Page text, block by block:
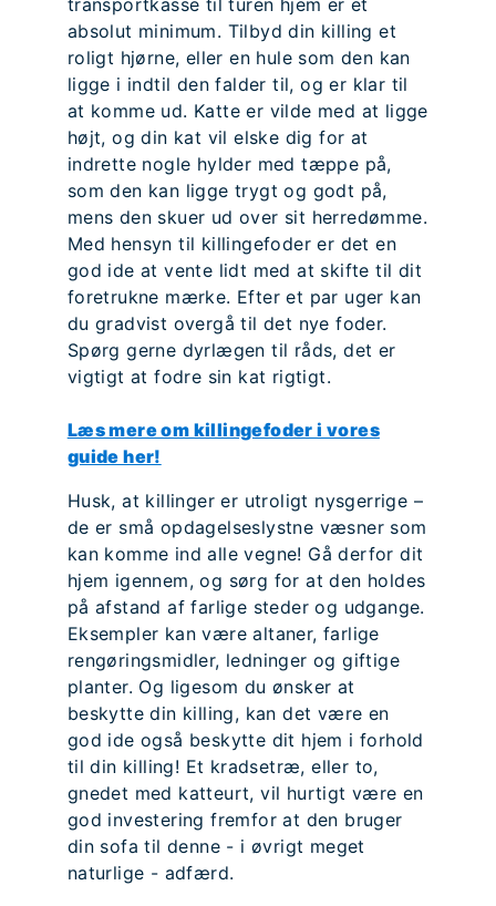
transportkasse til turen hjem er et
absolut minimum. Tilbyd din killing et
roligt hjørne, eller en hule som den kan
ligge i indtil den falder til, og er klar til
at komme ud. Katte er vilde med at ligge
højt, og din kat vil elske dig for at
indrette nogle hylder med tæppe på,
som den kan ligge trygt og godt på,
mens den skuer ud over sit herredømme.
Med hensyn til killingefoder er det en
god ide at vente lidt med at skifte til dit
foretrukne mærke. Efter et par uger kan
du gradvist overgå til det nye foder.
Spørg gerne dyrlægen til råds, det er
vigtigt at fodre sin kat rigtigt.
Læs mere om killingefoder i vores
guide her!
Husk, at killinger er utroligt nysgerrige –
de er små opdagelseslystne væsner som
kan komme ind alle vegne! Gå derfor dit
hjem igennem, og sørg for at den holdes
på afstand af farlige steder og udgange.
Eksempler kan være altaner, farlige
rengøringsmidler, ledninger og giftige
planter. Og ligesom du ønsker at
beskytte din killing, kan det være en
god ide også beskytte dit hjem i forhold
til din killing! Et kradsetræ, eller to,
gnedet med katteurt, vil hurtigt være en
god investering fremfor at den bruger
din sofa til denne - i øvrigt meget
naturlige - adfærd.